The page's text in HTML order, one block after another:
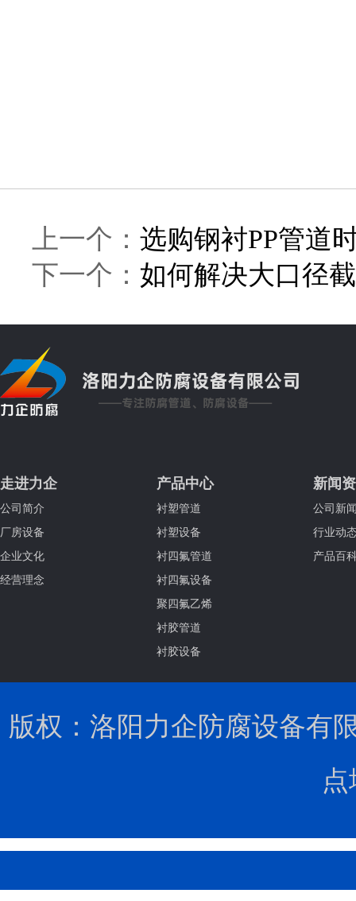
上一个： 选购钢衬PP管道
下一个： 如何解决大口径
走进力企
公司简介
厂房设备
企业文化
经营理念
产品中心
衬塑管道
衬塑设备
衬四氟管道
衬四氟设备
聚四氟乙烯
衬胶管道
衬胶设备
新闻
公司新
行业动
产品百
版权：洛阳力企防腐设备有